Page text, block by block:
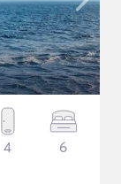
4 6